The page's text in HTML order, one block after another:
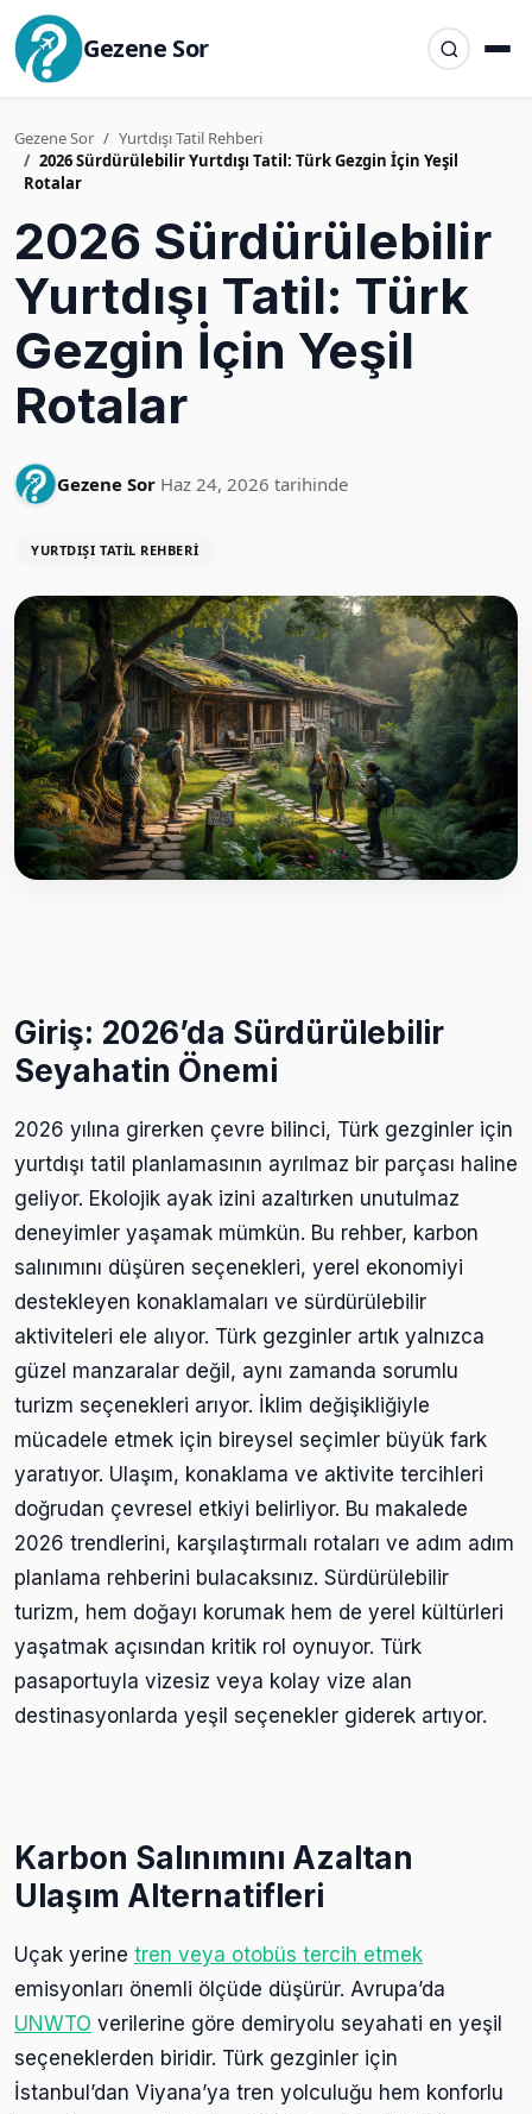
Gezene Sor
Gezene Sor
Yurtdışı Tatil Rehberi
2026 Sürdürülebilir Yurtdışı Tatil: Türk Gezgin İçin Yeşil
Rotalar
2026 Sürdürülebilir
Yurtdışı Tatil: Türk
Gezgin İçin Yeşil
Rotalar
Gezene Sor Haz 24, 2026 tarihinde
YURTDIŞI TATIL REHBERI
Giriş: 2026’da Sürdürülebilir
Seyahatin Önemi
2026 yılına girerken çevre bilinci, Türk gezginler için
yurtdışı tatil planlamasının ayrılmaz bir parçası haline
geliyor. Ekolojik ayak izini azaltırken unutulmaz
deneyimler yaşamak mümkün. Bu rehber, karbon
salınımını düşüren seçenekleri, yerel ekonomiyi
destekleyen konaklamaları ve sürdürülebilir
aktiviteleri ele alıyor. Türk gezginler artık yalnızca
güzel manzaralar değil, aynı zamanda sorumlu
turizm seçenekleri arıyor. İklim değişikliğiyle
mücadele etmek için bireysel seçimler büyük fark
yaratıyor. Ulaşım, konaklama ve aktivite tercihleri
doğrudan çevresel etkiyi belirliyor. Bu makalede
2026 trendlerini, karşılaştırmalı rotaları ve adım adım
planlama rehberini bulacaksınız. Sürdürülebilir
turizm, hem doğayı korumak hem de yerel kültürleri
yaşatmak açısından kritik rol oynuyor. Türk
pasaportuyla vizesiz veya kolay vize alan
destinasyonlarda yeşil seçenekler giderek artıyor.
Karbon Salınımını Azaltan
Ulaşım Alternatifleri
Uçak yerine tren veya otobüs tercih etmek
emisyonları önemli ölçüde düşürür. Avrupa’da
UNWTO verilerine göre demiryolu seyahati en yeşil
seçeneklerden biridir. Türk gezginler için
İstanbul’dan Viyana’ya tren yolculuğu hem konforlu